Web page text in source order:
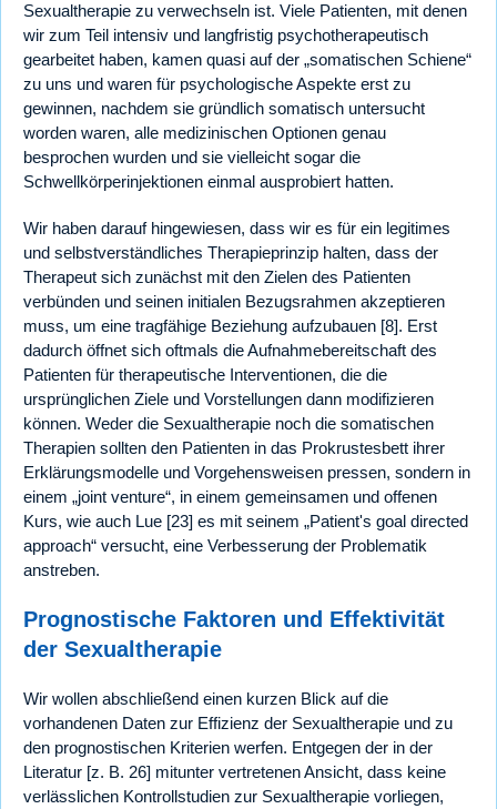
Sexualtherapie zu verwechseln ist. Viele Patienten, mit denen
wir zum Teil intensiv und langfristig psychotherapeutisch
gearbeitet haben, kamen quasi auf der „somatischen Schiene“
zu uns und waren für psychologische Aspekte erst zu
gewinnen, nachdem sie gründlich somatisch untersucht
worden waren, alle medizinischen Optionen genau
besprochen wurden und sie vielleicht sogar die
Schwellkörperinjektionen einmal ausprobiert hatten.
Wir haben darauf hingewiesen, dass wir es für ein legitimes
und selbstverständliches Therapieprinzip halten, dass der
Therapeut sich zunächst mit den Zielen des Patienten
verbünden und seinen initialen Bezugsrahmen akzeptieren
muss, um eine tragfähige Beziehung aufzubauen [8]. Erst
dadurch öffnet sich oftmals die Aufnahmebereitschaft des
Patienten für therapeutische Interventionen, die die
ursprünglichen Ziele und Vorstellungen dann modifizieren
können. Weder die Sexualtherapie noch die somatischen
Therapien sollten den Patienten in das Prokrustesbett ihrer
Erklärungsmodelle und Vorgehensweisen pressen, sondern in
einem „joint venture“, in einem gemeinsamen und offenen
Kurs, wie auch Lue [23] es mit seinem „Patient's goal directed
approach“ versucht, eine Verbesserung der Problematik
anstreben.
Prognostische Faktoren und Effektivität
der Sexualtherapie
Wir wollen abschließend einen kurzen Blick auf die
vorhandenen Daten zur Effizienz der Sexualtherapie und zu
den prognostischen Kriterien werfen. Entgegen der in der
Literatur [z. B. 26] mitunter vertretenen Ansicht, dass keine
verlässlichen Kontrollstudien zur Sexualtherapie vorliegen,